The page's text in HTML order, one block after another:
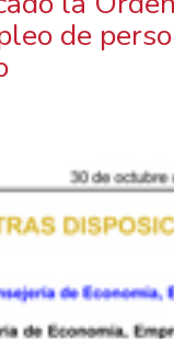
de